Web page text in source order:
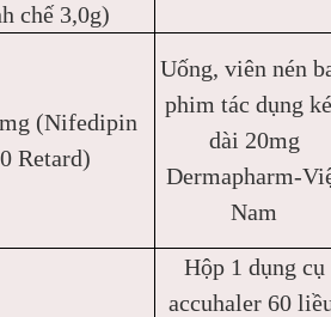
chế 3,0g)
(Nifedipin
Retard)
Uống, viên nén
phim tác dụng
dài 20mg
Dermapharm-
Nam
Hộp 1 dụng cụ
accuhaler 60